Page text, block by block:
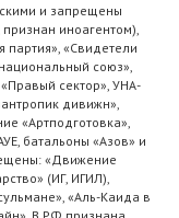
и запрещены
иноагентом),
«Свидетели
союз»,
сектор», УНА-
дивижн»,
«Артподготовка»,
батальоны «Азов» и
«Движение
(ИГ, ИГИЛ),
«Аль-Каида в
В РФ признана